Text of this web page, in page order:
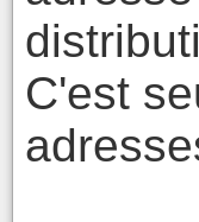
C'est